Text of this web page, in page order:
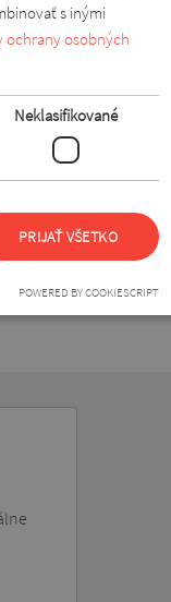
s inými
ochrany osobných
Neklasifikované
PRIJAŤ VŠETKO
POWERED BY COOKIESCRIPT